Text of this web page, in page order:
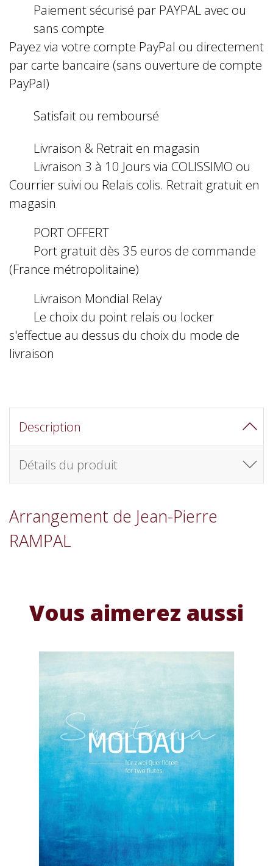
Paiement sécurisé par PAYPAL avec ou
sans compte
Payez via votre compte PayPal ou directement
par carte bancaire (sans ouverture de compte
PayPal)
Satisfait ou remboursé
Livraison & Retrait en magasin
Livraison 3 à 10 Jours via COLISSIMO ou
Courrier suivi ou Relais colis. Retrait gratuit en
magasin
PORT OFFERT
Port gratuit dès 35 euros de commande
(France métropolitaine)
Livraison Mondial Relay
Le choix du point relais ou locker
s'effectue au dessus du choix du mode de
livraison
Description
Détails du produit
Arrangement de Jean-Pierre
RAMPAL
Vous aimerez aussi